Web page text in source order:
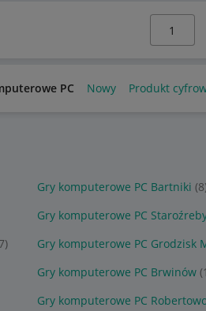
PC Nowy Produkt
Gry komputerowe PC Bartniki
Gry komputerowe PC
Gry komputerowe PC Grodzisk
Gry komputerowe PC Brwinów
Gry komputerowe PC